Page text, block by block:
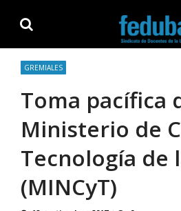
navigation
content
GREMIALES
Toma pacífica
Ministerio de
Tecnología de
(MINCyT)